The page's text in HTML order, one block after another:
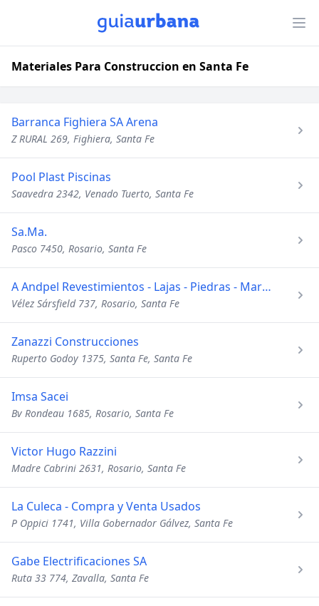
Materiales Para Construccion en Santa Fe
Barranca Fighiera SA Arena
Z RURAL 269, Fighiera, Santa Fe
Pool Plast Piscinas
Saavedra 2342, Venado Tuerto, Santa Fe
Sa.Ma.
Pasco 7450, Rosario, Santa Fe
A Andpel Revestimientos - Lajas - Piedras - Marmoles
Vélez Sársfield 737, Rosario, Santa Fe
Zanazzi Construcciones
Ruperto Godoy 1375, Santa Fe, Santa Fe
Imsa Sacei
Bv Rondeau 1685, Rosario, Santa Fe
Victor Hugo Razzini
Madre Cabrini 2631, Rosario, Santa Fe
La Culeca - Compra y Venta Usados
P Oppici 1741, Villa Gobernador Gálvez, Santa Fe
Gabe Electrificaciones SA
Ruta 33 774, Zavalla, Santa Fe